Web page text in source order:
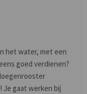
het water, met een
goed verdienen?
Je gaat werken bij